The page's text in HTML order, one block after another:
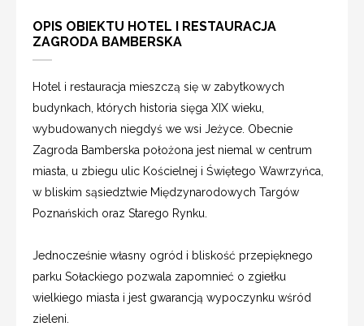
OPIS OBIEKTU HOTEL I RESTAURACJA
ZAGRODA BAMBERSKA
Hotel i restauracja mieszczą się w zabytkowych
budynkach, których historia sięga XIX wieku,
wybudowanych niegdyś we wsi Jeżyce. Obecnie
Zagroda Bamberska położona jest niemal w centrum
miasta, u zbiegu ulic Kościelnej i Świętego Wawrzyńca,
w bliskim sąsiedztwie Międzynarodowych Targów
Poznańskich oraz Starego Rynku.
Jednocześnie własny ogród i bliskość przepięknego
parku Sołackiego pozwala zapomnieć o zgiełku
wielkiego miasta i jest gwarancją wypoczynku wśród
zieleni.